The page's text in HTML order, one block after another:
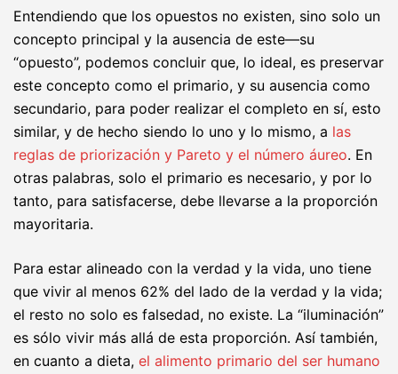
Entendiendo que los opuestos no existen, sino solo un
concepto principal y la ausencia de este—su
“opuesto”, podemos concluir que, lo ideal, es preservar
este concepto como el primario, y su ausencia como
secundario, para poder realizar el completo en sí, esto
similar, y de hecho siendo lo uno y lo mismo, a las
reglas de priorización y Pareto y el número áureo. En
otras palabras, solo el primario es necesario, y por lo
tanto, para satisfacerse, debe llevarse a la proporción
mayoritaria.
Para estar alineado con la verdad y la vida, uno tiene
que vivir al menos 62% del lado de la verdad y la vida;
el resto no solo es falsedad, no existe. La “iluminación”
es sólo vivir más allá de esta proporción. Así también,
en cuanto a dieta, el alimento primario del ser humano